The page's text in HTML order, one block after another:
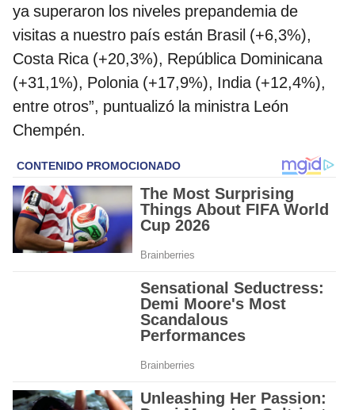
ya superaron los niveles prepandemia de
visitas a nuestro país están Brasil (+6,3%),
Costa Rica (+20,3%), República Dominicana
(+31,1%), Polonia (+17,9%), India (+12,4%),
entre otros”, puntualizó la ministra León
Chempén.